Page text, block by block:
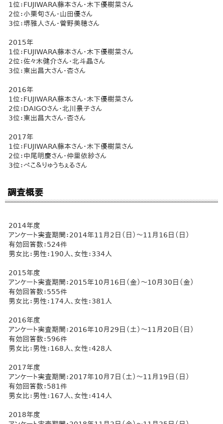
1位：FUJIWARA藤本さん・木下優樹菜さん
2位：小栗旬さん・山田優さん
3位：堺雅人さん・菅野美穂さん
2015年
1位：FUJIWARA藤本さん・木下優樹菜さん
2位：佐々木健介さん・北斗晶さん
3位：東出昌大さん・杏さん
2016年
1位：FUJIWARA藤本さん・木下優樹菜さん
2位：DAIGOさん・北川景子さん
3位：東出昌大さん・杏さん
2017年
1位：FUJIWARA藤本さん・木下優樹菜さん
2位：中尾明慶さん・仲里依紗さん
3位：ぺこ＆りゅうちぇるさん
調査概要
2014年度
アンケート実査期間：2014年11月2日（日）～11月16日（日）
有効回答数：524件
男女比：男性：190人、女性：334人
2015年度
アンケート実査期間：2015年10月16日（金）～10月30日（金）
有効回答数：555件
男女比：男性：174人、女性：381人
2016年度
アンケート実査期間：2016年10月29日（土）～11月20日（日）
有効回答数：596件
男女比：男性：168人、女性：428人
2017年度
アンケート実査期間：2017年10月7日（土）～11月19日（日）
有効回答数：581件
男女比：男性：167人、女性：414人
2018年度